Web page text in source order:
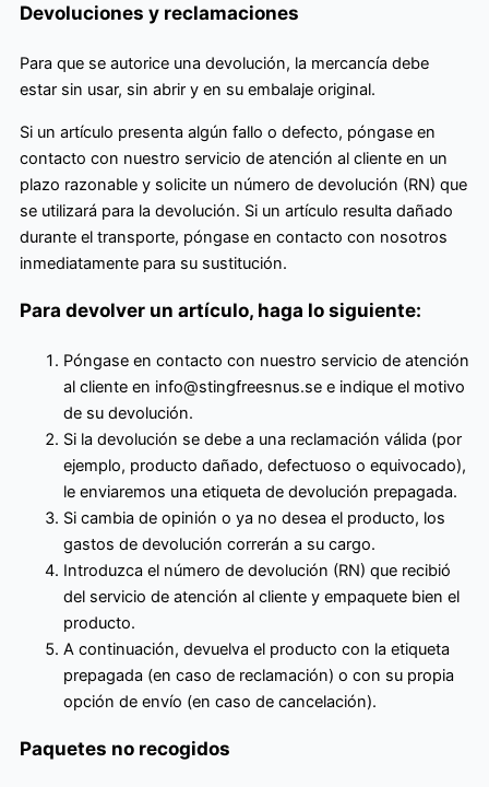
Devoluciones y reclamaciones
Para que se autorice una devolución, la mercancía debe
estar sin usar, sin abrir y en su embalaje original.
Si un artículo presenta algún fallo o defecto, póngase en
contacto con nuestro servicio de atención al cliente en un
plazo razonable y solicite un número de devolución (RN) que
se utilizará para la devolución. Si un artículo resulta dañado
durante el transporte, póngase en contacto con nosotros
inmediatamente para su sustitución.
Para devolver un artículo, haga lo siguiente:
Póngase en contacto con nuestro servicio de atención
al cliente en info@stingfreesnus.se e indique el motivo
de su devolución.
Si la devolución se debe a una reclamación válida (por
ejemplo, producto dañado, defectuoso o equivocado),
le enviaremos una etiqueta de devolución prepagada.
Si cambia de opinión o ya no desea el producto, los
gastos de devolución correrán a su cargo.
Introduzca el número de devolución (RN) que recibió
del servicio de atención al cliente y empaquete bien el
producto.
A continuación, devuelva el producto con la etiqueta
prepagada (en caso de reclamación) o con su propia
opción de envío (en caso de cancelación).
Paquetes no recogidos